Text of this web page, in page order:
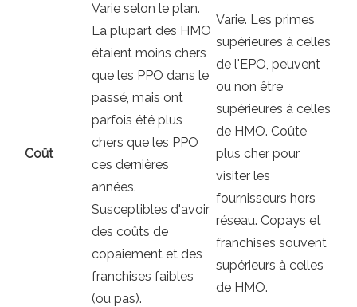
Coût
Varie selon le plan.
La plupart des HMO
étaient moins chers
que les PPO dans le
passé, mais ont
parfois été plus
chers que les PPO
ces dernières
années.
Susceptibles d'avoir
des coûts de
copaiement et des
franchises faibles
(ou pas).
Varie. Les primes
supérieures à celles
de l'EPO, peuvent
ou non être
supérieures à celles
de HMO. Coûte
plus cher pour
visiter les
fournisseurs hors
réseau. Copays et
franchises souvent
supérieurs à celles
de HMO.